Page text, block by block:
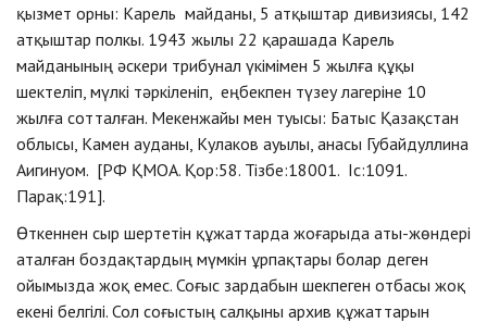
қызмет орны: Карель майданы, 5 атқыштар дивизиясы, 142
атқыштар полкы. 1943 жылы 22 қарашада Карель
майданының әскери трибунал үкімімен 5 жылға құқы
шектеліп, мүлкі тәркіленіп, еңбекпен түзеу лагеріне 10
жылға сотталған. Мекенжайы мен туысы: Батыс Қазақстан
облысы, Камен ауданы, Кулаков ауылы, анасы Губайдуллина
Аигинуом. [РФ ҚМОА. Қор:58. Тізбе:18001. Іс:1091.
Парақ:191].
Өткеннен сыр шертетін құжаттарда жоғарыда аты-жөндері
аталған боздақтардың мүмкін ұрпақтары болар деген
ойымызда жоқ емес. Соғыс зардабын шекпеген отбасы жоқ
екені белгілі. Сол соғыстың салқыны архив құжаттарын